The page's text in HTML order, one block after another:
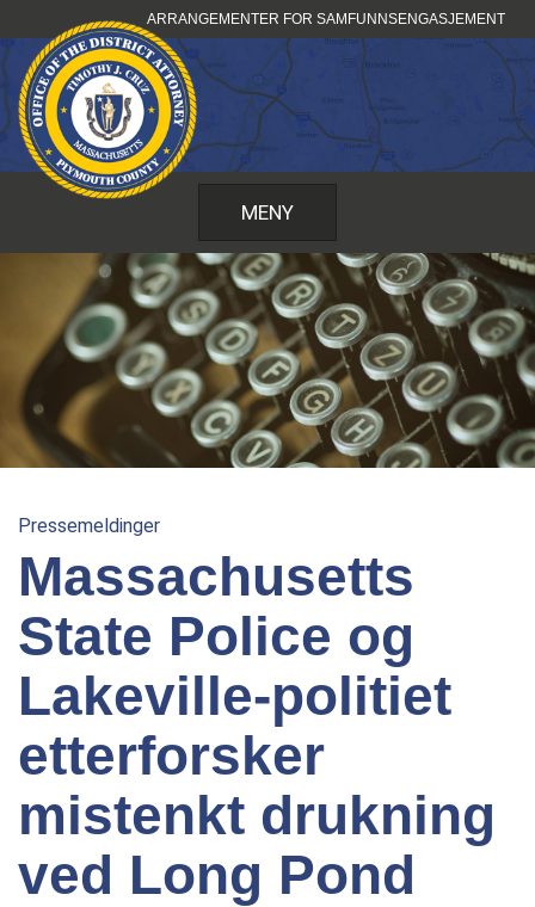
til
innhold
ARRANGEMENTER FOR SAMFUNNSENGASJEMENT
MENY
Pressemeldinger
Massachusetts
State Police og
Lakeville-politiet
etterforsker
mistenkt drukning
ved Long Pond